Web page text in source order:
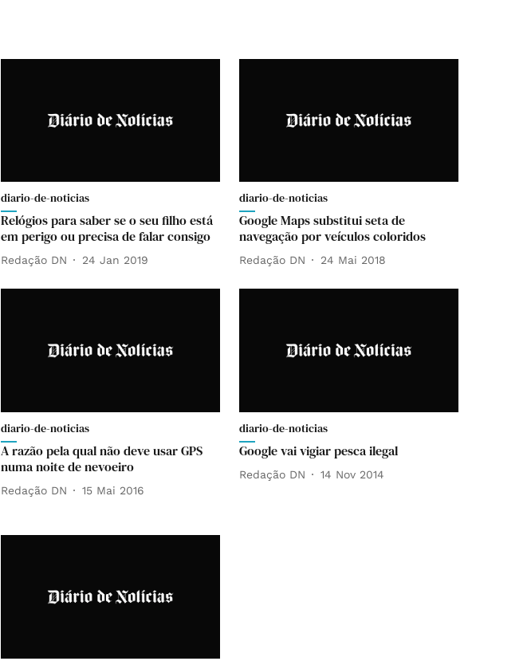
diario-de-noticias
Relógios para saber se o seu filho está
em perigo ou precisa de falar consigo
Redação DN 24 Jan 2019
diario-de-noticias
Google Maps substitui seta de
navegação por veículos coloridos
Redação DN 24 Mai 2018
diario-de-noticias
A razão pela qual não deve usar GPS
numa noite de nevoeiro
Redação DN 15 Mai 2016
diario-de-noticias
Google vai vigiar pesca ilegal
Redação DN 14 Nov 2014